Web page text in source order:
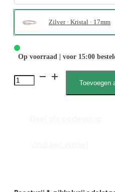
Zilver · Kristal · 17mm
Op voorraad | voor 15:00
4091
Toevoegen